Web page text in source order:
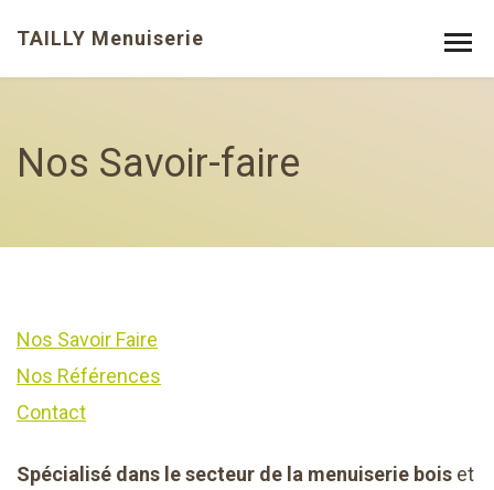
TAILLY Menuiserie
Nos Savoir-faire
Nos Savoir Faire
Nos Références
Contact
Spécialisé dans le secteur de la menuiserie bois et